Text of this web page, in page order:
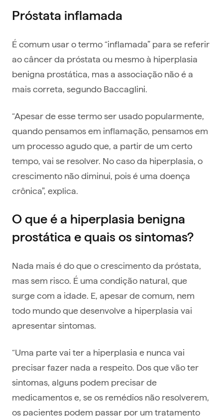
Próstata inflamada
É comum usar o termo “inflamada” para se referir
ao câncer da próstata ou mesmo à hiperplasia
benigna prostática, mas a associação não é a
mais correta, segundo Baccaglini.
“Apesar de esse termo ser usado popularmente,
quando pensamos em inflamação, pensamos em
um processo agudo que, a partir de um certo
tempo, vai se resolver. No caso da hiperplasia, o
crescimento não diminui, pois é uma doença
crônica”, explica.
O que é a hiperplasia benigna
prostática e quais os sintomas?
Nada mais é do que o crescimento da próstata,
mas sem risco. É uma condição natural, que
surge com a idade. E, apesar de comum, nem
todo mundo que desenvolve a hiperplasia vai
apresentar sintomas.
“Uma parte vai ter a hiperplasia e nunca vai
precisar fazer nada a respeito. Dos que vão ter
sintomas, alguns podem precisar de
medicamentos e, se os remédios não resolverem,
os pacientes podem passar por um tratamento